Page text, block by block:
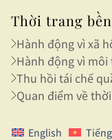
Thời trang
Hành động vì xã
Hành động vì
Thu hồi tái chế
Quan điểm về
English